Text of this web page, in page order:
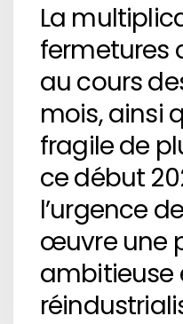
La
fermetures
au cours
mois, ainsi
fragile de
ce début
l’urgence
œuvre une
ambitieuse